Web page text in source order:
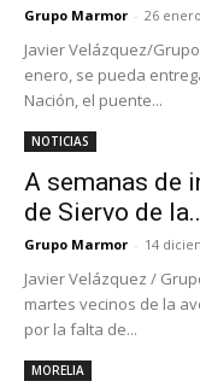
Grupo Marmor - 26
Javier Velázquez/
enero, se pueda
Nación, el puente...
NOTICIAS
A semanas de
de Siervo de
Grupo Marmor - 14
Javier Velázquez /
martes vecinos de la
por la falta de...
MORELIA